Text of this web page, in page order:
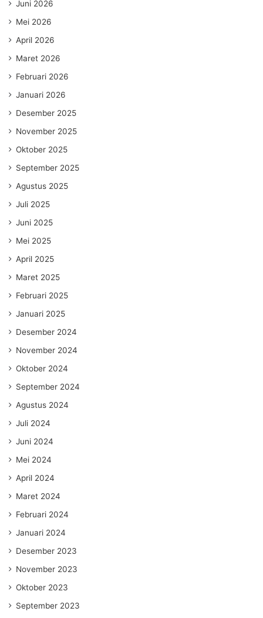
Juni 2026
Mei 2026
April 2026
Maret 2026
Februari 2026
Januari 2026
Desember 2025
November 2025
Oktober 2025
September 2025
Agustus 2025
Juli 2025
Juni 2025
Mei 2025
April 2025
Maret 2025
Februari 2025
Januari 2025
Desember 2024
November 2024
Oktober 2024
September 2024
Agustus 2024
Juli 2024
Juni 2024
Mei 2024
April 2024
Maret 2024
Februari 2024
Januari 2024
Desember 2023
November 2023
Oktober 2023
September 2023